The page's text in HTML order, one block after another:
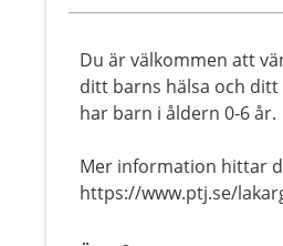
Du är välkommen att
ditt barns hälsa och
har barn i åldern 0-6 år.
Mer information hittar
https://www.ptj.se/